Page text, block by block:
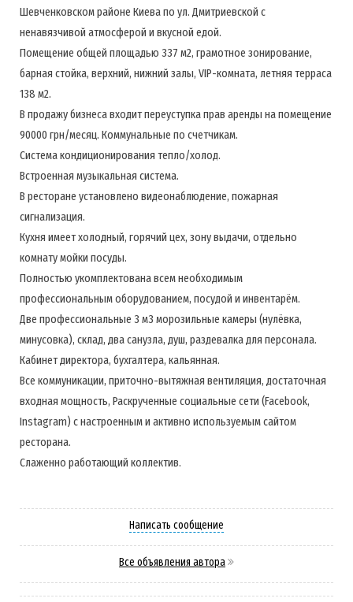
Шевченковском районе Киева по ул. Дмитриевской с
ненавязчивой атмосферой и вкусной едой.
Помещение общей площадью 337 м2, грамотное зонирование,
барная стойка, верхний, нижний залы, VIP-комната, летняя терраса
138 м2.
В продажу бизнеса входит переуступка прав аренды на помещение
90000 грн/месяц. Коммунальные по счетчикам.
Система кондиционирования тепло/холод.
Встроенная музыкальная система.
В ресторане установлено видеонаблюдение, пожарная
сигнализация.
Кухня имеет холодный, горячий цех, зону выдачи, отдельно
комнату мойки посуды.
Полностью укомплектована всем необходимым
профессиональным оборудованием, посудой и инвентарём.
Две профессиональные 3 м3 морозильные камеры (нулёвка,
минусовка), склад, два санузла, душ, раздевалка для персонала.
Кабинет директора, бухгалтера, кальянная.
Все коммуникации, приточно-вытяжная вентиляция, достаточная
входная мощность, Раскрученные социальные сети (Facebook,
Instagram) с настроенным и активно используемым сайтом
ресторана.
Слаженно работающий коллектив.
Написать сообщение
Все объявления автора